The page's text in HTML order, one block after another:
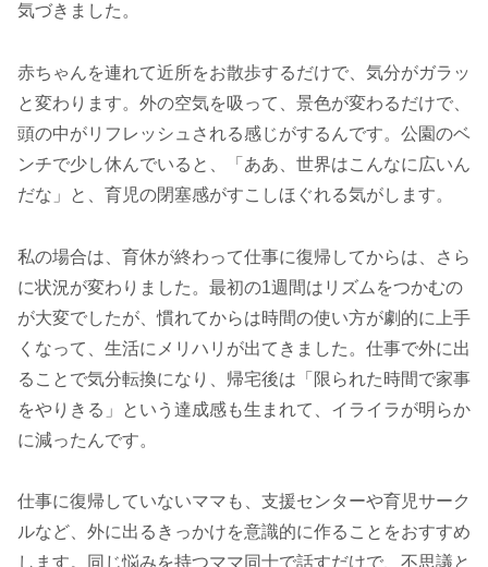
気づきました。
赤ちゃんを連れて近所をお散歩するだけで、気分がガラッ
と変わります。外の空気を吸って、景色が変わるだけで、
頭の中がリフレッシュされる感じがするんです。公園のベ
ンチで少し休んでいると、「ああ、世界はこんなに広いん
だな」と、育児の閉塞感がすこしほぐれる気がします。
私の場合は、育休が終わって仕事に復帰してからは、さら
に状況が変わりました。最初の1週間はリズムをつかむの
が大変でしたが、慣れてからは時間の使い方が劇的に上手
くなって、生活にメリハリが出てきました。仕事で外に出
ることで気分転換になり、帰宅後は「限られた時間で家事
をやりきる」という達成感も生まれて、イライラが明らか
に減ったんです。
仕事に復帰していないママも、支援センターや育児サーク
ルなど、外に出るきっかけを意識的に作ることをおすすめ
します。同じ悩みを持つママ同士で話すだけで、不思議と